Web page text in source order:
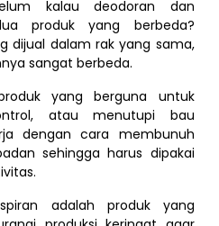
kalau deodoran dan
produk yang berbeda?
dijual dalam rak yang sama,
sangat berbeda.
yang berguna untuk
atau menutupi bau
dengan cara membunuh
sehingga harus dipakai
adalah produk yang